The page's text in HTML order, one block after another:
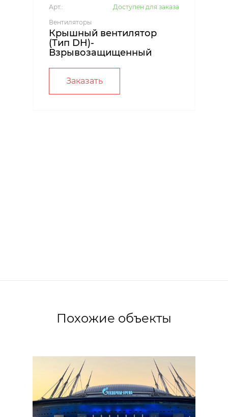
Арт.:
Доступен для заказа
Вентиляторы
Крышный вентилятор
(Тип DH)-
Взрывозащищенный
Заказать
Похожие объекты